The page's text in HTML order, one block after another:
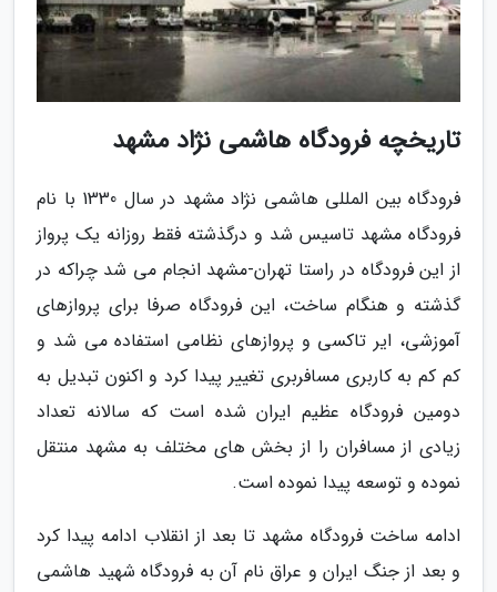
تاریخچه فرودگاه هاشمی نژاد مشهد
فرودگاه بین المللی هاشمی نژاد مشهد در سال 1330 با نام
فرودگاه مشهد تاسیس شد و درگذشته فقط روزانه یک پرواز
از این فرودگاه در راستا تهران-مشهد انجام می شد چراکه در
گذشته و هنگام ساخت، این فرودگاه صرفا برای پروازهای
آموزشی، ایر تاکسی و پروازهای نظامی استفاده می شد و
کم کم به کاربری مسافربری تغییر پیدا کرد و اکنون تبدیل به
دومین فرودگاه عظیم ایران شده است که سالانه تعداد
زیادی از مسافران را از بخش های مختلف به مشهد منتقل
نموده و توسعه پیدا نموده است.
ادامه ساخت فرودگاه مشهد تا بعد از انقلاب ادامه پیدا کرد
و بعد از جنگ ایران و عراق نام آن به فرودگاه شهید هاشمی